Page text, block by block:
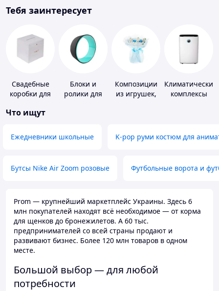
Тебя заинтересует
Свадебные
коробки для
Блоки и
ролики для
Композиции
из игрушек,
Климатические
комплексы
Что ищут
Ежедневники школьные K-pop руми костюм для
Бутсы Nike Air Zoom розовые Футбольные ворота и
Prom — крупнейший маркетплейс Украины. Здесь 6
млн покупателей находят всё необходимое — от корма
для щенков до бронежилетов. А 60 тыс.
предпринимателей со всей страны продают и
развивают бизнес. Более 120 млн товаров в одном
месте.
Большой выбор — для любой
потребности